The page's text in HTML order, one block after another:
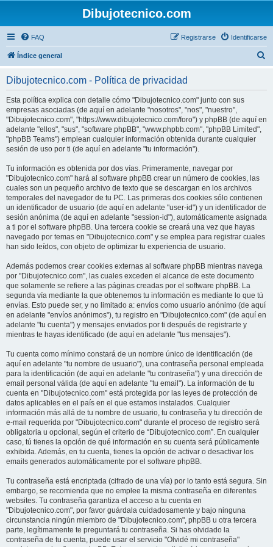
Dibujotecnico.com
FAQ Identificarse
Registrarse
Índice general
Dibujotecnico.com - Política de privacidad
Esta política explica con detalle cómo "Dibujotecnico.com" junto con sus
empresas asociadas (de aquí en adelante "nosotros", "nos", "nuestro",
"Dibujotecnico.com", "https://www.dibujotecnico.com/foro") y phpBB (de aquí en
adelante "ellos", "sus", "software phpBB", "www.phpbb.com", "phpBB Limited",
"phpBB Teams") emplean cualquier información obtenida durante cualquier
sesión de uso por ti (de aquí en adelante "tu información").
Tu información es obtenida por dos vías. Primeramente, navegar por
"Dibujotecnico.com" hará al software phpBB crear un número de cookies, las
cuales son un pequeño archivo de texto que se descargan en los archivos
temporales del navegador de tu PC. Las primeras dos cookies sólo contienen
un identificador de usuario (de aquí en adelante "user-id") y un identificador de
sesión anónima (de aquí en adelante "session-id"), automáticamente asignada
a ti por el software phpBB. Una tercera cookie se creará una vez que hayas
navegado por temas en "Dibujotecnico.com" y se emplea para registrar cuales
han sido leídos, con objeto de optimizar tu experiencia de usuario.
Además podemos crear cookies externas al software phpBB mientras navega
por "Dibujotecnico.com", las cuales exceden el alcance de este documento
que solamente se refiere a las páginas creadas por el software phpBB. La
segunda vía mediante la que obtenemos tu información es mediante lo que tú
envías. Esto puede ser, y no limitado a: envíos como usuario anónimo (de aquí
en adelante "envíos anónimos"), tu registro en "Dibujotecnico.com" (de aquí en
adelante "tu cuenta") y mensajes enviados por ti después de registrarte y
mientras te hayas identificado (de aquí en adelante "tus mensajes").
Tu cuenta como mínimo constará de un nombre único de identificación (de
aquí en adelante "tu nombre de usuario"), una contraseña personal empleada
para la identificación (de aquí en adelante "tu contraseña") y una dirección de
email personal válida (de aquí en adelante "tu email"). La información de tu
cuenta en "Dibujotecnico.com" está protegida por las leyes de protección de
datos aplicables en el país en el que estamos instalados. Cualquier
información más allá de tu nombre de usuario, tu contraseña y tu dirección de
e-mail requerida por "Dibujotecnico.com" durante el proceso de registro será
obligatoria u opcional, según el criterio de “Dibujotecnico.com”. En cualquier
caso, tú tienes la opción de qué información en su cuenta será públicamente
exhibida. Además, en tu cuenta, tienes la opción de activar o desactivar los
emails generados automáticamente por el software phpBB.
Tu contraseña está encriptada (cifrado de una vía) por lo tanto está segura. Sin
embargo, se recomienda que no emplee la misma contraseña en diferentes
websites. Tu contraseña garantiza el acceso a tu cuenta en
"Dibujotecnico.com", por favor guárdala cuidadosamente y bajo ninguna
circunstancia ningún miembro de "Dibujotecnico.com", phpBB u otra tercera
parte, legítimamente te preguntará tu contraseña. Si has olvidado la
contraseña de tu cuenta, puede usar el servicio "Olvidé mi contraseña"